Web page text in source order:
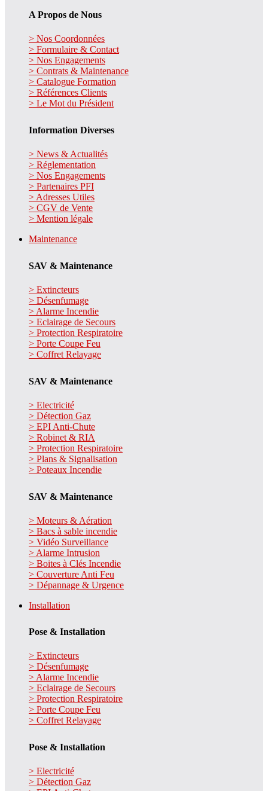
A Propos de Nous
> Nos Coordonnées
> Formulaire & Contact
> Nos Engagements
> Contrats & Maintenance
> Catalogue Formation
> Références Clients
> Le Mot du Président
Information Diverses
> News & Actualités
> Réglementation
> Nos Engagements
> Partenaires PFI
> Adresses Utiles
> CGV de Vente
> Mention légale
Maintenance
SAV & Maintenance
> Extincteurs
> Désenfumage
> Alarme Incendie
> Eclairage de Secours
> Protection Respiratoire
> Porte Coupe Feu
> Coffret Relayage
SAV & Maintenance
> Electricité
> Détection Gaz
> EPI Anti-Chute
> Robinet & RIA
> Protection Respiratoire
> Plans & Signalisation
> Poteaux Incendie
SAV & Maintenance
> Moteurs & Aération
> Bacs à sable incendie
> Vidéo Surveillance
> Alarme Intrusion
> Boites à Clés Incendie
> Couverture Anti Feu
> Dépannage & Urgence
Installation
Pose & Installation
> Extincteurs
> Désenfumage
> Alarme Incendie
> Eclairage de Secours
> Protection Respiratoire
> Porte Coupe Feu
> Coffret Relayage
Pose & Installation
> Electricité
> Détection Gaz